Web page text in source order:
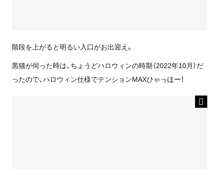
階段を上がると明るい入口がお出迎え。
黒猫が伺った時は、ちょうどハロウィンの時期（2022年10月）だ
ったので、ハロウィン仕様でテンションMAXひゃっほー！